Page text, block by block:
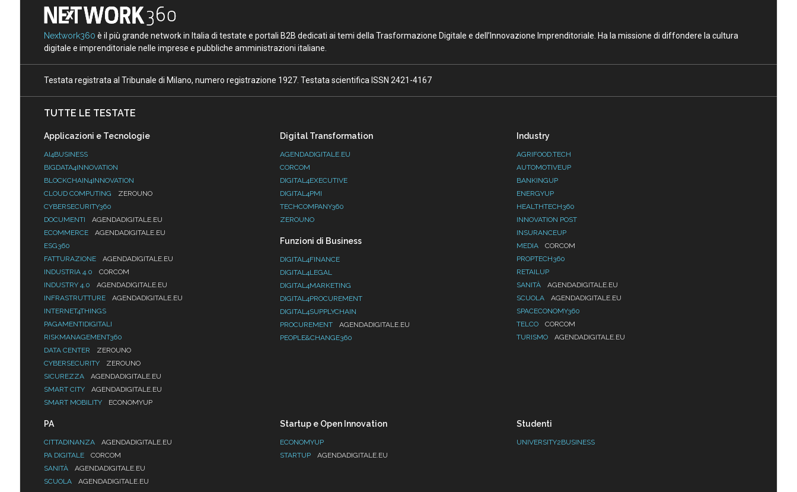
Nextwork360 è il più grande network in Italia di testate e portali B2B dedicati ai temi della Trasformazione Digitale e dell’Innovazione Imprenditoriale. Ha la missione di diffondere la cultura
digitale e imprenditoriale nelle imprese e pubbliche amministrazioni italiane.
Testata registrata al Tribunale di Milano, numero registrazione 1927. Testata scientifica ISSN 2421-4167
TUTTE LE TESTATE
Applicazioni e Tecnologie
AI4BUSINESS
BIGDATA4INNOVATION
BLOCKCHAIN4INNOVATION
CLOUD COMPUTING
ZEROUNO
CYBERSECURITY360
DOCUMENTI
AGENDADIGITALE.EU
ECOMMERCE
AGENDADIGITALE.EU
ESG360
FATTURAZIONE
AGENDADIGITALE.EU
INDUSTRIA 4.0
CORCOM
INDUSTRY 4.0
AGENDADIGITALE.EU
INFRASTRUTTURE
AGENDADIGITALE.EU
INTERNET4THINGS
PAGAMENTIDIGITALI
RISKMANAGEMENT360
DATA CENTER
ZEROUNO
CYBERSECURITY
ZEROUNO
SICUREZZA
AGENDADIGITALE.EU
SMART CITY
AGENDADIGITALE.EU
SMART MOBILITY
ECONOMYUP
Digital Transformation
AGENDADIGITALE.EU
CORCOM
DIGITAL4EXECUTIVE
DIGITAL4PMI
TECHCOMPANY360
ZEROUNO
Funzioni di Business
DIGITAL4FINANCE
DIGITAL4LEGAL
DIGITAL4MARKETING
DIGITAL4PROCUREMENT
DIGITAL4SUPPLYCHAIN
PROCUREMENT
AGENDADIGITALE.EU
PEOPLE&CHANGE360
Industry
AGRIFOOD.TECH
AUTOMOTIVEUP
BANKINGUP
ENERGYUP
HEALTHTECH360
INNOVATION POST
INSURANCEUP
MEDIA
CORCOM
PROPTECH360
RETAILUP
SANITÀ
AGENDADIGITALE.EU
SCUOLA
AGENDADIGITALE.EU
SPACECONOMY360
TELCO
CORCOM
TURISMO
AGENDADIGITALE.EU
PA
CITTADINANZA
AGENDADIGITALE.EU
PA DIGITALE
CORCOM
SANITÀ
AGENDADIGITALE.EU
SCUOLA
AGENDADIGITALE.EU
Startup e Open Innovation
ECONOMYUP
STARTUP
AGENDADIGITALE.EU
Studenti
UNIVERSITY2BUSINESS